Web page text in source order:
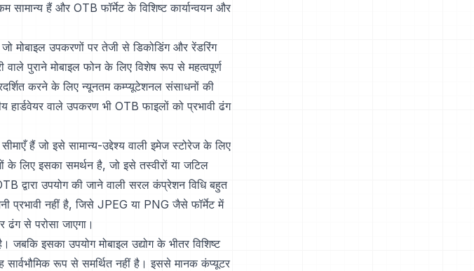
सामान्य हैं और OTB फॉर्मेट के विशिष्ट कार्यान्वयन और
मोबाइल उपकरणों पर तेजी से डिकोडिंग और रेंडरिंग
वाले पुराने मोबाइल फोन के लिए विशेष रूप से महत्वपूर्ण
करने के लिए न्यूनतम कम्प्यूटेशनल संसाधनों की
वाले उपकरण भी OTB फाइलों को प्रभावी ढंग
हैं जो इसे सामान्य-उद्देश्य वाली इमेज स्टोरेज के लिए
के लिए इसका समर्थन है, जो इसे तस्वीरों या जटिल
द्वारा उपयोग की जाने वाली सरल कंप्रेशन विधि बहुत
प्रभावी नहीं है, जिसे JPEG या PNG जैसे फॉर्मेट में
ढंग से परोसा जाएगा।
इसका उपयोग मोबाइल उद्योग के भीतर विशिष्ट
सार्वभौमिक रूप से समर्थित नहीं है। इससे मानक कंप्यूटर